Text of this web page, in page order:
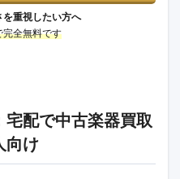
重視したい方へ
全無料です
配で中古楽器買取
向け